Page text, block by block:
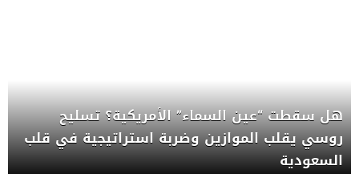
هل سقطت “عين السماء” الأمريكية؟ تسليح
روسي يقلب الموازين وضربة استراتيجية في قلب
السعودية